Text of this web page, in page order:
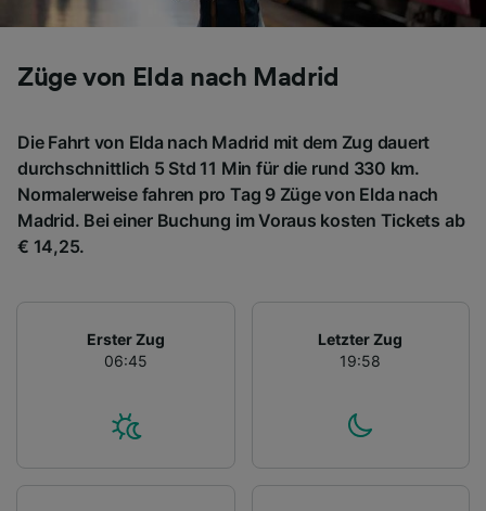
Züge von Elda nach Madrid
Die Fahrt von Elda nach Madrid mit dem Zug dauert
durchschnittlich 5 Std 11 Min für die rund 330 km.
Normalerweise fahren pro Tag 9 Züge von Elda nach
Madrid. Bei einer Buchung im Voraus kosten Tickets ab
€ 14,25.
Erster Zug
06:45
Letzter Zug
19:58